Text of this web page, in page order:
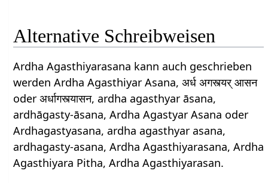
Alternative Schreibweisen
Ardha Agasthiyarasana kann auch geschrieben
werden Ardha Agasthiyar Asana, अर्ध अगस्त्यर् आसन
oder अर्धागस्त्यासन, ardha agasthyar āsana,
ardhāgasty-āsana, Ardha Agastyar Asana oder
Ardhagastyasana, ardha agasthyar asana,
ardhagasty-asana, Ardha Agasthiyarasana, Ardha
Agasthiyara Pitha, Ardha Agasthiyarasan.